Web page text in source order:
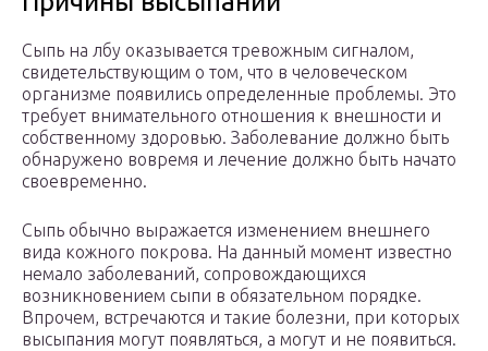
Сыпь на лбу оказывается тревожным сигналом,
свидетельствующим о том, что в человеческом
организме появились определенные проблемы. Это
требует внимательного отношения к внешности и
собственному здоровью. Заболевание должно быть
обнаружено вовремя и лечение должно быть начато
своевременно.
Сыпь обычно выражается изменением внешнего
вида кожного покрова. На данный момент известно
немало заболеваний, сопровождающихся
возникновением сыпи в обязательном порядке.
Впрочем, встречаются и такие болезни, при которых
высыпания могут появляться, а могут и не появиться.